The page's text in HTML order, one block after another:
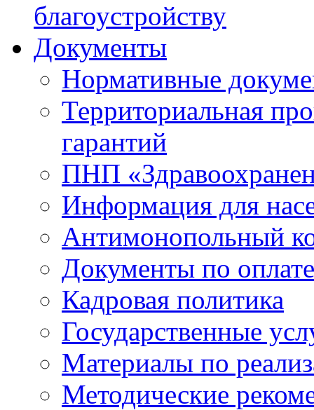
благоустройству
Документы
Нормативные
Территориальная
гарантий
ПНП
Информация для
Антимонопольный
Документы по
Кадровая политика
Государственные
Материалы по
Методические